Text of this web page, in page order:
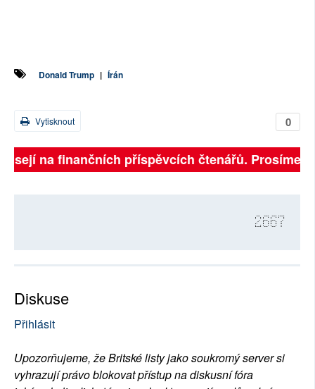
Donald Trump | Írán
0
Vytisknout
na finančních příspěvcích čtenářů. Prosíme,
2667
Diskuse
Přihlásit
Upozorňujeme, že Britské listy jako soukromý server si
vyhrazují právo blokovat přístup na diskusní fóra